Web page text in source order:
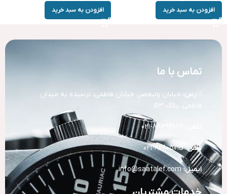
افزودن به سبد خرید افزودن به سبد خرید
تماس با ما
رس: خیابان ولیعصر، خیابان فاطمی، نرسیده به میدان
فاطمی، پلاک 53
تلفن:82805015-021
ایمیل: info@saatalef.com